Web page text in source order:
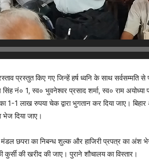
प्रस्तुत किए गए जिन्हें हर्ष ध्वनि के साथ सर्वसम्मति से
नं० 1, स्व० भुवनेश्वर प्रसाद शर्मा, स्व० राम
1-1 लाख रुपया चेक द्वारा भुगतान कर दिया जाए।
दिया जाए।
मंडल छपरा का निबन्ध शुल्क और हाजिरी प्रपत्र का अंश
की खरीद की जाए। पुराने शौचालय का विस्तार।